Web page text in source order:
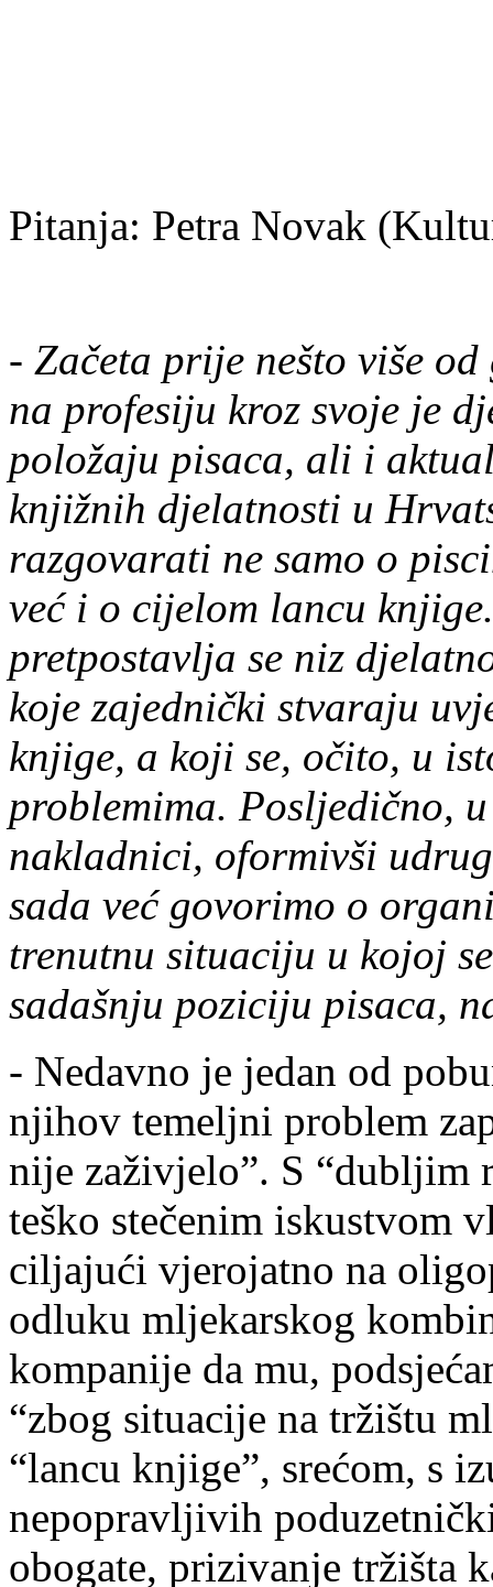
Pitanja: Petra Novak
- Začeta prije nešto više
na profesiju kroz svoje je
položaju pisaca, ali i
knjižnih djelatnosti u
razgovarati ne samo o
već i o cijelom lancu
pretpostavlja se niz
koje zajednički stvaraju
knjige, a koji se, očito, u
problemima. Posljedično,
nakladnici, oformivši
sada već govorimo o
trenutnu situaciju u kojoj
sadašnju poziciju pisaca,
- Nedavno je jedan od
njihov temeljni problem
nije zaživjelo”. S “dubljim
teško stečenim iskustvom
ciljajući vjerojatno na
odluku mljekarskog
kompanije da mu,
“zbog situacije na tržištu
“lancu knjige”, srećom, s
nepopravljivih
obogate, prizivanje tržišta